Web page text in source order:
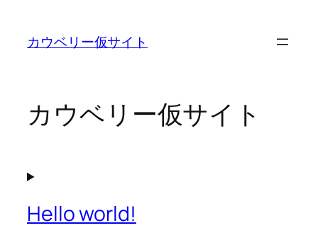
カウベリー仮サイト
カウベリー仮サイト
Hello world!